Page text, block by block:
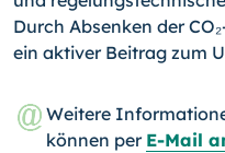
Durch Absenken der
ein aktiver Beitrag zum
Weitere
können per E-Mail